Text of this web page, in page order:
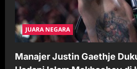
JUARA NEGARA
Manajer Justin Gaethje